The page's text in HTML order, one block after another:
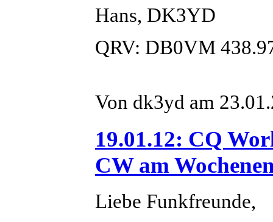
Hans, DK3YD
QRV: DB0VM
Von dk3yd am
19.01.12: CQ
CW am
Liebe Funkfreunde,